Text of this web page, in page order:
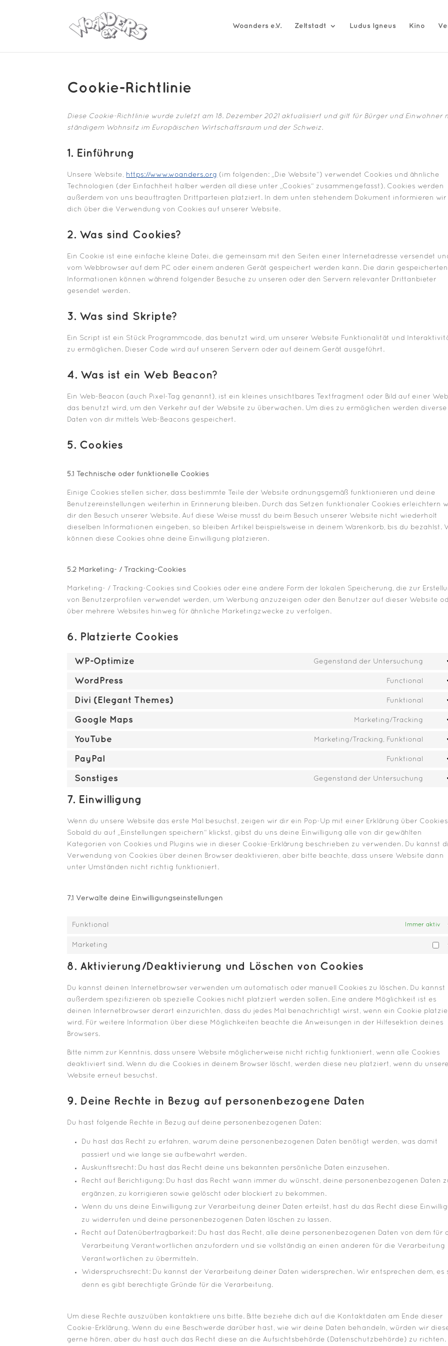
Woanders e.V. Zeltstadt Ludus Igneus Kino
Cookie-Richtlinie
Diese Cookie-Richtlinie wurde zuletzt am 18. Dezember 2021 aktualisiert und gilt für Bürger und Einwohner
ständigem Wohnsitz im Europäischen Wirtschaftsraum und der Schweiz.
1. Einführung
Unsere Website, https://www.woanders.org (im folgenden: „Die Website“) verwendet Cookies und ähnliche
Technologien (der Einfachheit halber werden all diese unter „Cookies“ zusammengefasst). Cookies werden
außerdem von uns beauftragten Drittparteien platziert. In dem unten stehendem Dokument informieren wir
dich über die Verwendung von Cookies auf unserer Website.
2. Was sind Cookies?
Ein Cookie ist eine einfache kleine Datei, die gemeinsam mit den Seiten einer Internetadresse versendet
vom Webbrowser auf dem PC oder einem anderen Gerät gespeichert werden kann. Die darin gespeicherten
Informationen können während folgender Besuche zu unseren oder den Servern relevanter Drittanbieter
gesendet werden.
3. Was sind Skripte?
Ein Script ist ein Stück Programmcode, das benutzt wird, um unserer Website Funktionalität und
zu ermöglichen. Dieser Code wird auf unseren Servern oder auf deinem Gerät ausgeführt.
4. Was ist ein Web Beacon?
Ein Web-Beacon (auch Pixel-Tag genannt), ist ein kleines unsichtbares Textfragment oder Bild auf einer
das benutzt wird, um den Verkehr auf der Website zu überwachen. Um dies zu ermöglichen werden diverse
Daten von dir mittels Web-Beacons gespeichert.
5. Cookies
5.1 Technische oder funktionelle Cookies
Einige Cookies stellen sicher, dass bestimmte Teile der Website ordnungsgemäß funktionieren und deine
Benutzereinstellungen weiterhin in Erinnerung bleiben. Durch das Setzen funktionaler Cookies erleichtern
dir den Besuch unserer Website. Auf diese Weise musst du beim Besuch unserer Website nicht wiederholt
dieselben Informationen eingeben, so bleiben Artikel beispielsweise in deinem Warenkorb, bis du bezahlst.
können diese Cookies ohne deine Einwilligung platzieren.
5.2 Marketing- / Tracking-Cookies
Marketing- / Tracking-Cookies sind Cookies oder eine andere Form der lokalen Speicherung, die zur
von Benutzerprofilen verwendet werden, um Werbung anzuzeigen oder den Benutzer auf dieser Website
über mehrere Websites hinweg für ähnliche Marketingzwecke zu verfolgen.
6. Platzierte Cookies
WP-Optimize
Gegenstand der Untersuchung
WordPress
Functional
Divi (Elegant Themes)
Funktional
Google Maps
Marketing/Tracking
YouTube
Marketing/Tracking, Funktional
PayPal
Funktional
Sonstiges
Gegenstand der Untersuchung
7. Einwilligung
Wenn du unsere Website das erste Mal besuchst, zeigen wir dir ein Pop-Up mit einer Erklärung über
Sobald du auf „Einstellungen speichern“ klickst, gibst du uns deine Einwilligung alle von dir gewählten
Kategorien von Cookies und Plugins wie in dieser Cookie-Erklärung beschrieben zu verwenden. Du kannst
Verwendung von Cookies über deinen Browser deaktivieren, aber bitte beachte, dass unsere Website dann
unter Umständen nicht richtig funktioniert.
7.1 Verwalte deine Einwilligungseinstellungen
Funktional Immer aktiv
Marketing
8. Aktivierung/Deaktivierung und Löschen von Cookies
Du kannst deinen Internetbrowser verwenden um automatisch oder manuell Cookies zu löschen. Du kannst
außerdem spezifizieren ob spezielle Cookies nicht platziert werden sollen. Eine andere Möglichkeit ist es
deinen Internetbrowser derart einzurichten, dass du jedes Mal benachrichtigt wirst, wenn ein Cookie
wird. Für weitere Information über diese Möglichkeiten beachte die Anweisungen in der Hilfesektion deines
Browsers.
Bitte nimm zur Kenntnis, dass unsere Website möglicherweise nicht richtig funktioniert, wenn alle Cookies
deaktiviert sind. Wenn du die Cookies in deinem Browser löscht, werden diese neu platziert, wenn du unsere
Website erneut besuchst.
9. Deine Rechte in Bezug auf personenbezogene Daten
Du hast folgende Rechte in Bezug auf deine personenbezogenen Daten:
Du hast das Recht zu erfahren, warum deine personenbezogenen Daten benötigt werden, was damit
passiert und wie lange sie aufbewahrt werden.
Auskunftsrecht: Du hast das Recht deine uns bekannten persönliche Daten einzusehen.
Recht auf Berichtigung: Du hast das Recht wann immer du wünscht, deine personenbezogenen Daten
ergänzen, zu korrigieren sowie gelöscht oder blockiert zu bekommen.
Wenn du uns deine Einwilligung zur Verarbeitung deiner Daten erteilst, hast du das Recht diese
zu widerrufen und deine personenbezogenen Daten löschen zu lassen.
Recht auf Datenübertragbarkeit: Du hast das Recht, alle deine personenbezogenen Daten von dem für
Verarbeitung Verantwortlichen anzufordern und sie vollständig an einen anderen für die Verarbeitung
Verantwortlichen zu übermitteln.
Widerspruchsrecht: Du kannst der Verarbeitung deiner Daten widersprechen. Wir entsprechen dem, es
denn es gibt berechtigte Gründe für die Verarbeitung.
Um diese Rechte auszuüben kontaktiere uns bitte. Bitte beziehe dich auf die Kontaktdaten am Ende dieser
Cookie-Erklärung. Wenn du eine Beschwerde darüber hast, wie wir deine Daten behandeln, würden wir
gerne hören, aber du hast auch das Recht diese an die Aufsichtsbehörde (Datenschutzbehörde) zu richten.